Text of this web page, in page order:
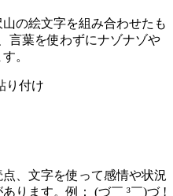
の絵文字を組み合わせたも
言葉を使わずにナゾナゾや
。
り付け
、文字を使って感情や状況
ります。例： (づ￣ ³￣)づ !